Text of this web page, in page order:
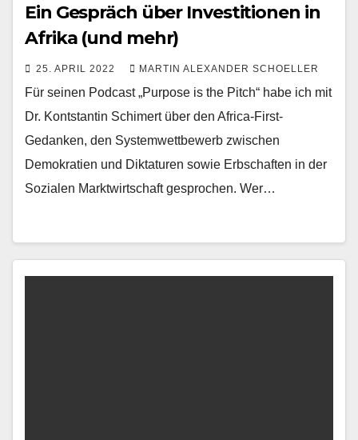
Ein Gespräch über Investitionen in
Afrika (und mehr)
25. APRIL 2022 MARTIN ALEXANDER SCHOELLER
Für seinen Podcast „Purpose is the Pitch“ habe ich mit
Dr. Kontstantin Schimert über den Africa-First-
Gedanken, den Systemwettbewerb zwischen
Demokratien und Diktaturen sowie Erbschaften in der
Sozialen Marktwirtschaft gesprochen. Wer…